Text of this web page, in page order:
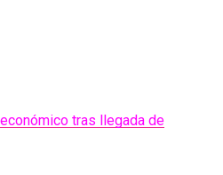
tras llegada de